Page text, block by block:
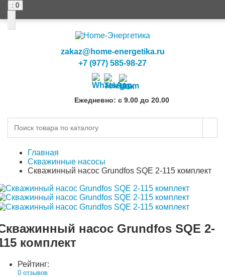
: 0
zakaz@home-energetika.ru
+7 (977) 585-98-27
Ежедневно: с 9.00 до 20.00
Главная
Скважинные насосы
Скважинный насос Grundfos SQE 2-115 комплект
насос Grundfos SQE 2-
комплект
Рейтинг:
0 отзывов